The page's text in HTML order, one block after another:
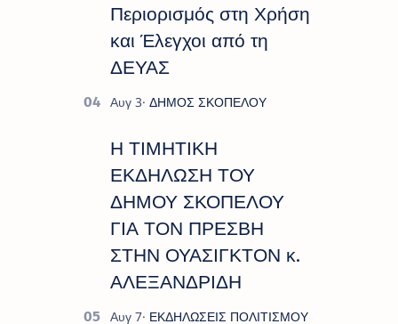
Περιορισμός στη Χρήση
και Έλεγχοι από τη
ΔΕΥΑΣ
Η ΤΙΜΗΤΙΚΗ
ΕΚΔΗΛΩΣΗ ΤΟΥ
ΔΗΜΟΥ ΣΚΟΠΕΛΟΥ
ΓΙΑ ΤΟΝ ΠΡΕΣΒΗ
ΣΤΗΝ ΟΥΑΣΙΓΚΤΟΝ κ.
ΑΛΕΞΑΝΔΡΙΔΗ